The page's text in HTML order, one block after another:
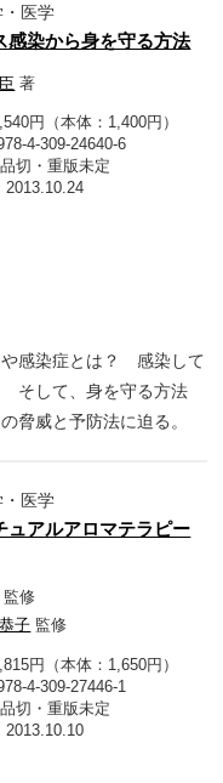
・医学
感染から身を守る方法
著
円（本体：1,400円）
4-309-24640-6
切・重版未定
2013.10.24
や感染症とは？ 感染して
そして、身を守る方法
脅威と予防法に迫る。
・医学
ュアルアロマテラピー
監修
子 監修
円（本体：1,650円）
4-309-27446-1
切・重版未定
2013.10.10